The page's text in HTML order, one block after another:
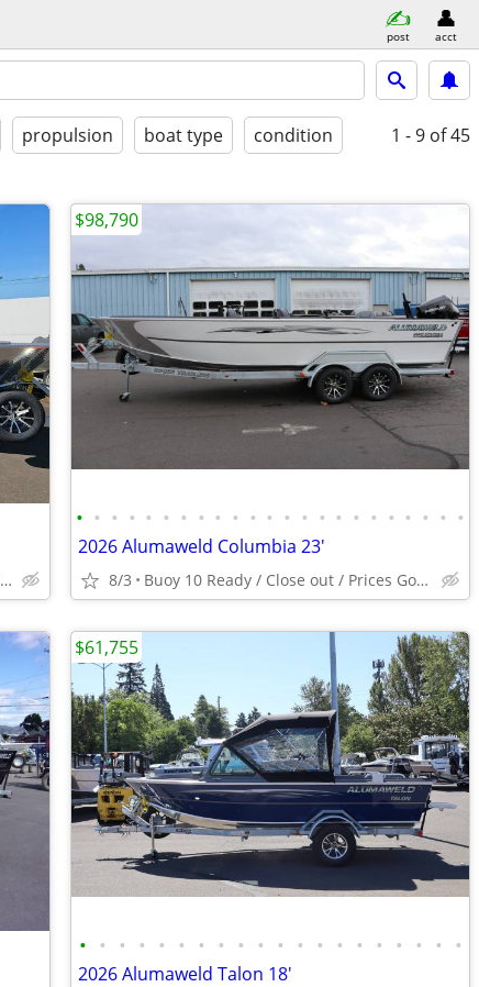
post acct
propulsion boat type condition 1 - 9 of 45
Ready to go Fishing, Lakes, Rivers & Ocean to Bays
• • • • • • • • • • • • • • • • • • • • • • •
2026 Alumaweld Columbia 23'
8/3 Buoy 10 Ready / Close out / Prices Going up
$98,790
• • • • • • • • • • • • • • • • • • • •
2026 Alumaweld Talon 18'
$61,755